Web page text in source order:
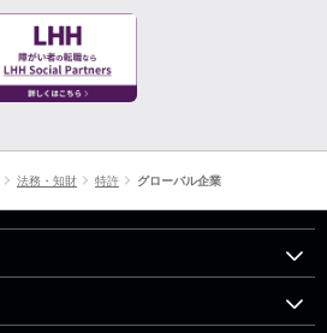
法務・知財 特許 グローバル企業